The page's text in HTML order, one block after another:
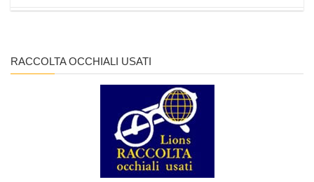
RACCOLTA OCCHIALI USATI